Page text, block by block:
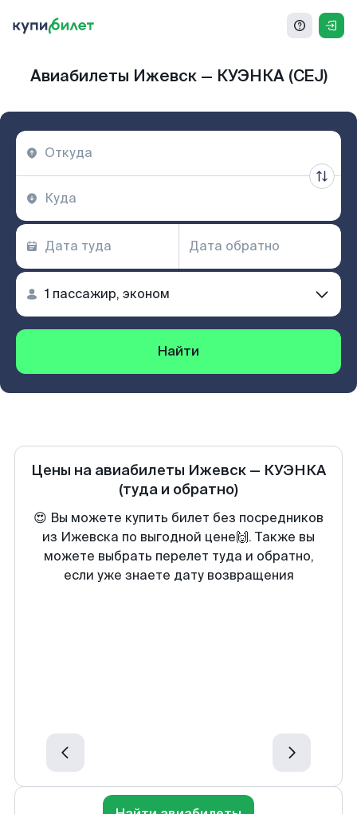
Авиабилеты Ижевск — КУЭНКА (CEJ)
Найти
Цены на авиабилеты Ижевск — КУЭНКА
(туда и обратно)
😍 Вы можете купить билет без посредников
из Ижевска по выгодной цене🙌. Также вы
можете выбрать перелет туда и обратно,
если уже знаете дату возвращения